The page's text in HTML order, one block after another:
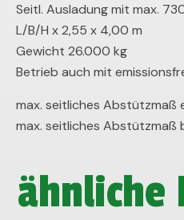
Seitl. Ausladung mit max.
L/B/H x 2,55 x 4,00 m
Gewicht 26.000 kg
Betrieb auch mit
max. seitliches Abstützmaß
max. seitliches Abstützmaß
ähnliche